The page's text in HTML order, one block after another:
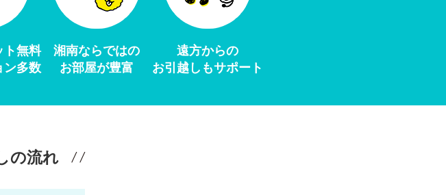
ト無料
ン多数
湘南ならではの
お部屋が豊富
遠方からの
お引越しもサポート
の流れ